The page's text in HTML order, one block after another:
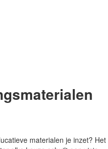
materialen je inzet? Het